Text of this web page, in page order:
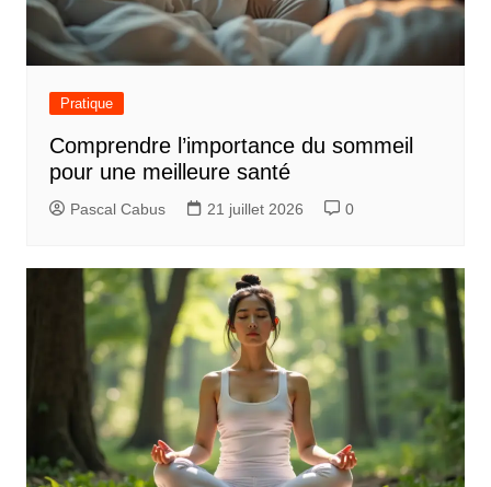
Pratique
Comprendre l’importance du sommeil
pour une meilleure santé
Pascal Cabus 21 juillet 2026 0